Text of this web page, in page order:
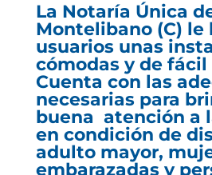
La Notaría Única
Montelibano (C) le
usuarios unas
cómodas y de fácil
Cuenta con las
necesarias para
buena atención a
en condición de
adulto mayor,
embarazadas y